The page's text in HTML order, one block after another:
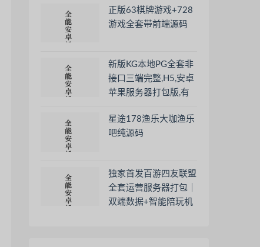
正版63棋牌游戏+728
游戏全套带前端源码
新版KG本地PG全套非
接口三端完整,H5,安卓
苹果服务器打包版,有
星途178渔乐大咖渔乐
吧纯源码
独家首发百游四友联盟
全套运营服务器打包｜
双端数据+智能陪玩机